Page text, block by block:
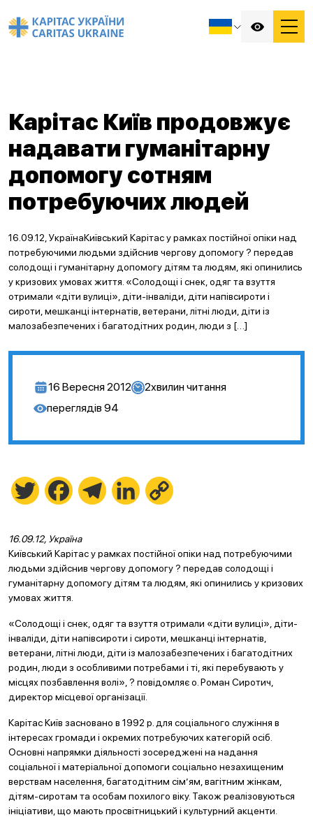
Карітас Київ продовжує
надавати гуманітарну
допомогу сотням
потребуючих людей
16.09.12, УкраїнаКиївський Карітас у рамках постійної опіки над
потребуючими людьми здійснив чергову допомогу ? передав
солодощі і гуманітарну допомогу дітям та людям, які опинились
у кризових умовах життя. «Солодощі і снек, одяг та взуття
отримали «діти вулиці», діти-інваліди, діти напівсироти і
сироти, мешканці інтернатів, ветерани, літні люди, діти із
малозабезпечених і багатодітних родин, люди з […]
16 Вересня 2012 2хвилин читання
переглядів 94
Twitter FacebookTelegramLinkedIn
16.09.12, Україна
Київський Карітас у рамках постійної опіки над потребуючими
людьми здійснив чергову допомогу ? передав солодощі і
гуманітарну допомогу дітям та людям, які опинились у кризових
умовах життя.
«Солодощі і снек, одяг та взуття отримали «діти вулиці», діти-
інваліди, діти напівсироти і сироти, мешканці інтернатів,
ветерани, літні люди, діти із малозабезпечених і багатодітних
родин, люди з особливими потребами і ті, які перебувають у
місцях позбавлення волі», ? повідомляє о. Роман Сиротич,
директор місцевої організації.
Карітас Київ засновано в 1992 р. для соціального служіння в
інтересах громади і окремих потребуючих категорій осіб.
Основні напрямки діяльності зосереджені на надання
соціальної і матеріальної допомоги соціально незахищеним
верствам населення, багатодітним сім’ям, вагітним жінкам,
дітям-сиротам та особам похилого віку. Також реалізовуються
ініціативи, що мають просвітницький і культурний акценти.